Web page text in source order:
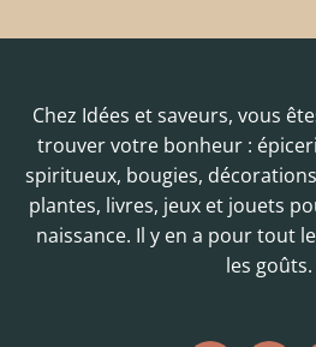
Chez Idées et saveurs, vous
trouver votre bonheur :
spiritueux, bougies,
plantes, livres, jeux et jouets
naissance. Il y en a pour tout
les goûts.